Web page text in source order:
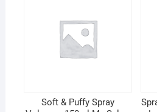
Soft & Puffy Spray